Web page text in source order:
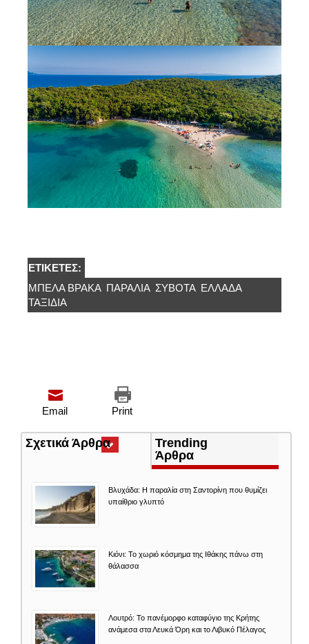
ΕΤΙΚΈΤΕΣ:
ΜΠΈΛΑ ΒΡΆΚΑ ΠΑΡΑΛΊΑ ΣΥΒΟΤΑ ΕΛΛΆΔΑ
ΤΑΞΙΔΙΑ
Print
Email
Σχετικά Άρθρα(ενεργή
καρτέλα)
Trending
Άρθρα
Βλυχάδα: Η παραλία στη Σαντορίνη που θυμίζει
υπαίθριο γλυπτό
Κιόνι: Το χωριό κόσμημα της Ιθάκης πάνω στη
θάλασσα
Λουτρό: Το πανέμορφο καταφύγιο της Κρήτης
ανάμεσα στα Λευκά Όρη και το Λιβυκό Πέλαγος